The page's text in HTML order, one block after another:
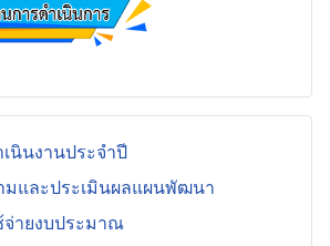
นินงานประจำปี
มและประเมินผลแผนพัฒนา
จ่ายงบประมาณ